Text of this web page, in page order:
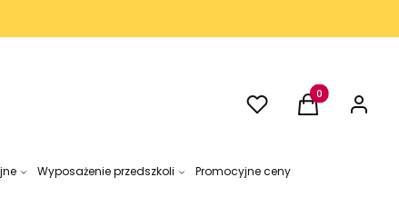
UlubioneProdukty w
Koszyk Zaloguj
Wyposażenie przedszkoli
Promocyjne ceny